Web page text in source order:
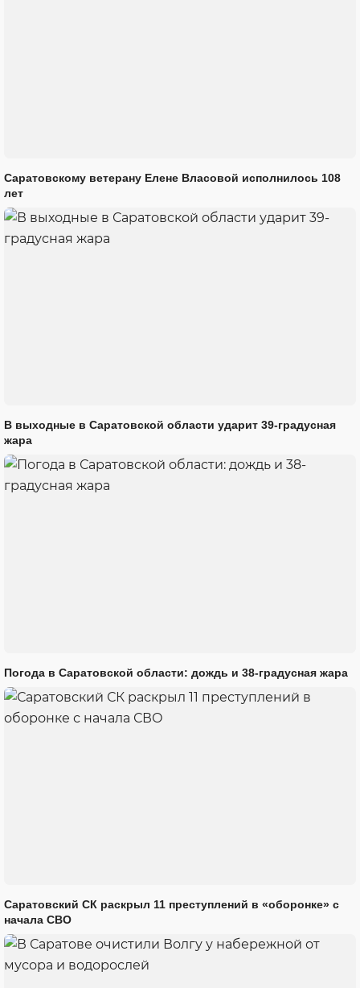
Саратовскому ветерану Елене Власовой исполнилось 108
лет
В выходные в Саратовской области ударит 39-градусная
жара
Погода в Саратовской области: дождь и 38-градусная жара
Саратовский СК раскрыл 11 преступлений в «оборонке» с
начала СВО